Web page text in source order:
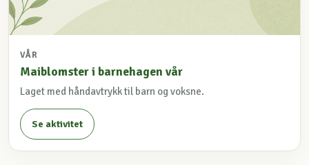
VÅR
Maiblomster i barnehagen vår
Laget med håndavtrykk til barn og voksne.
Se aktivitet